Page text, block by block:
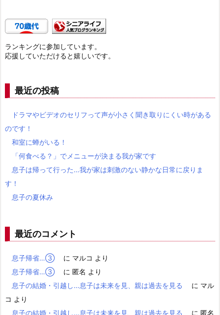
ランキングに参加しています。
応援していただけると嬉しいです。
最近の投稿
ドラマやビデオのセリフって声が小さく聞き取りにくい時がある
のです！
和室に蝉がいる！
「何食べる？」でメニューが決まる我が家です
息子は帰って行った…我が家は刺激のない静かな日常に戻りま
す！
息子の夏休み
最近のコメント
息子帰省…③ に マルコ より
息子帰省…③
に 匿名 より
息子の結婚・引越し…息子は未来を見、親は過去を見る
に マル
コ より
息子の結婚・引越し…息子は未来を見、親は過去を見る
に 匿名